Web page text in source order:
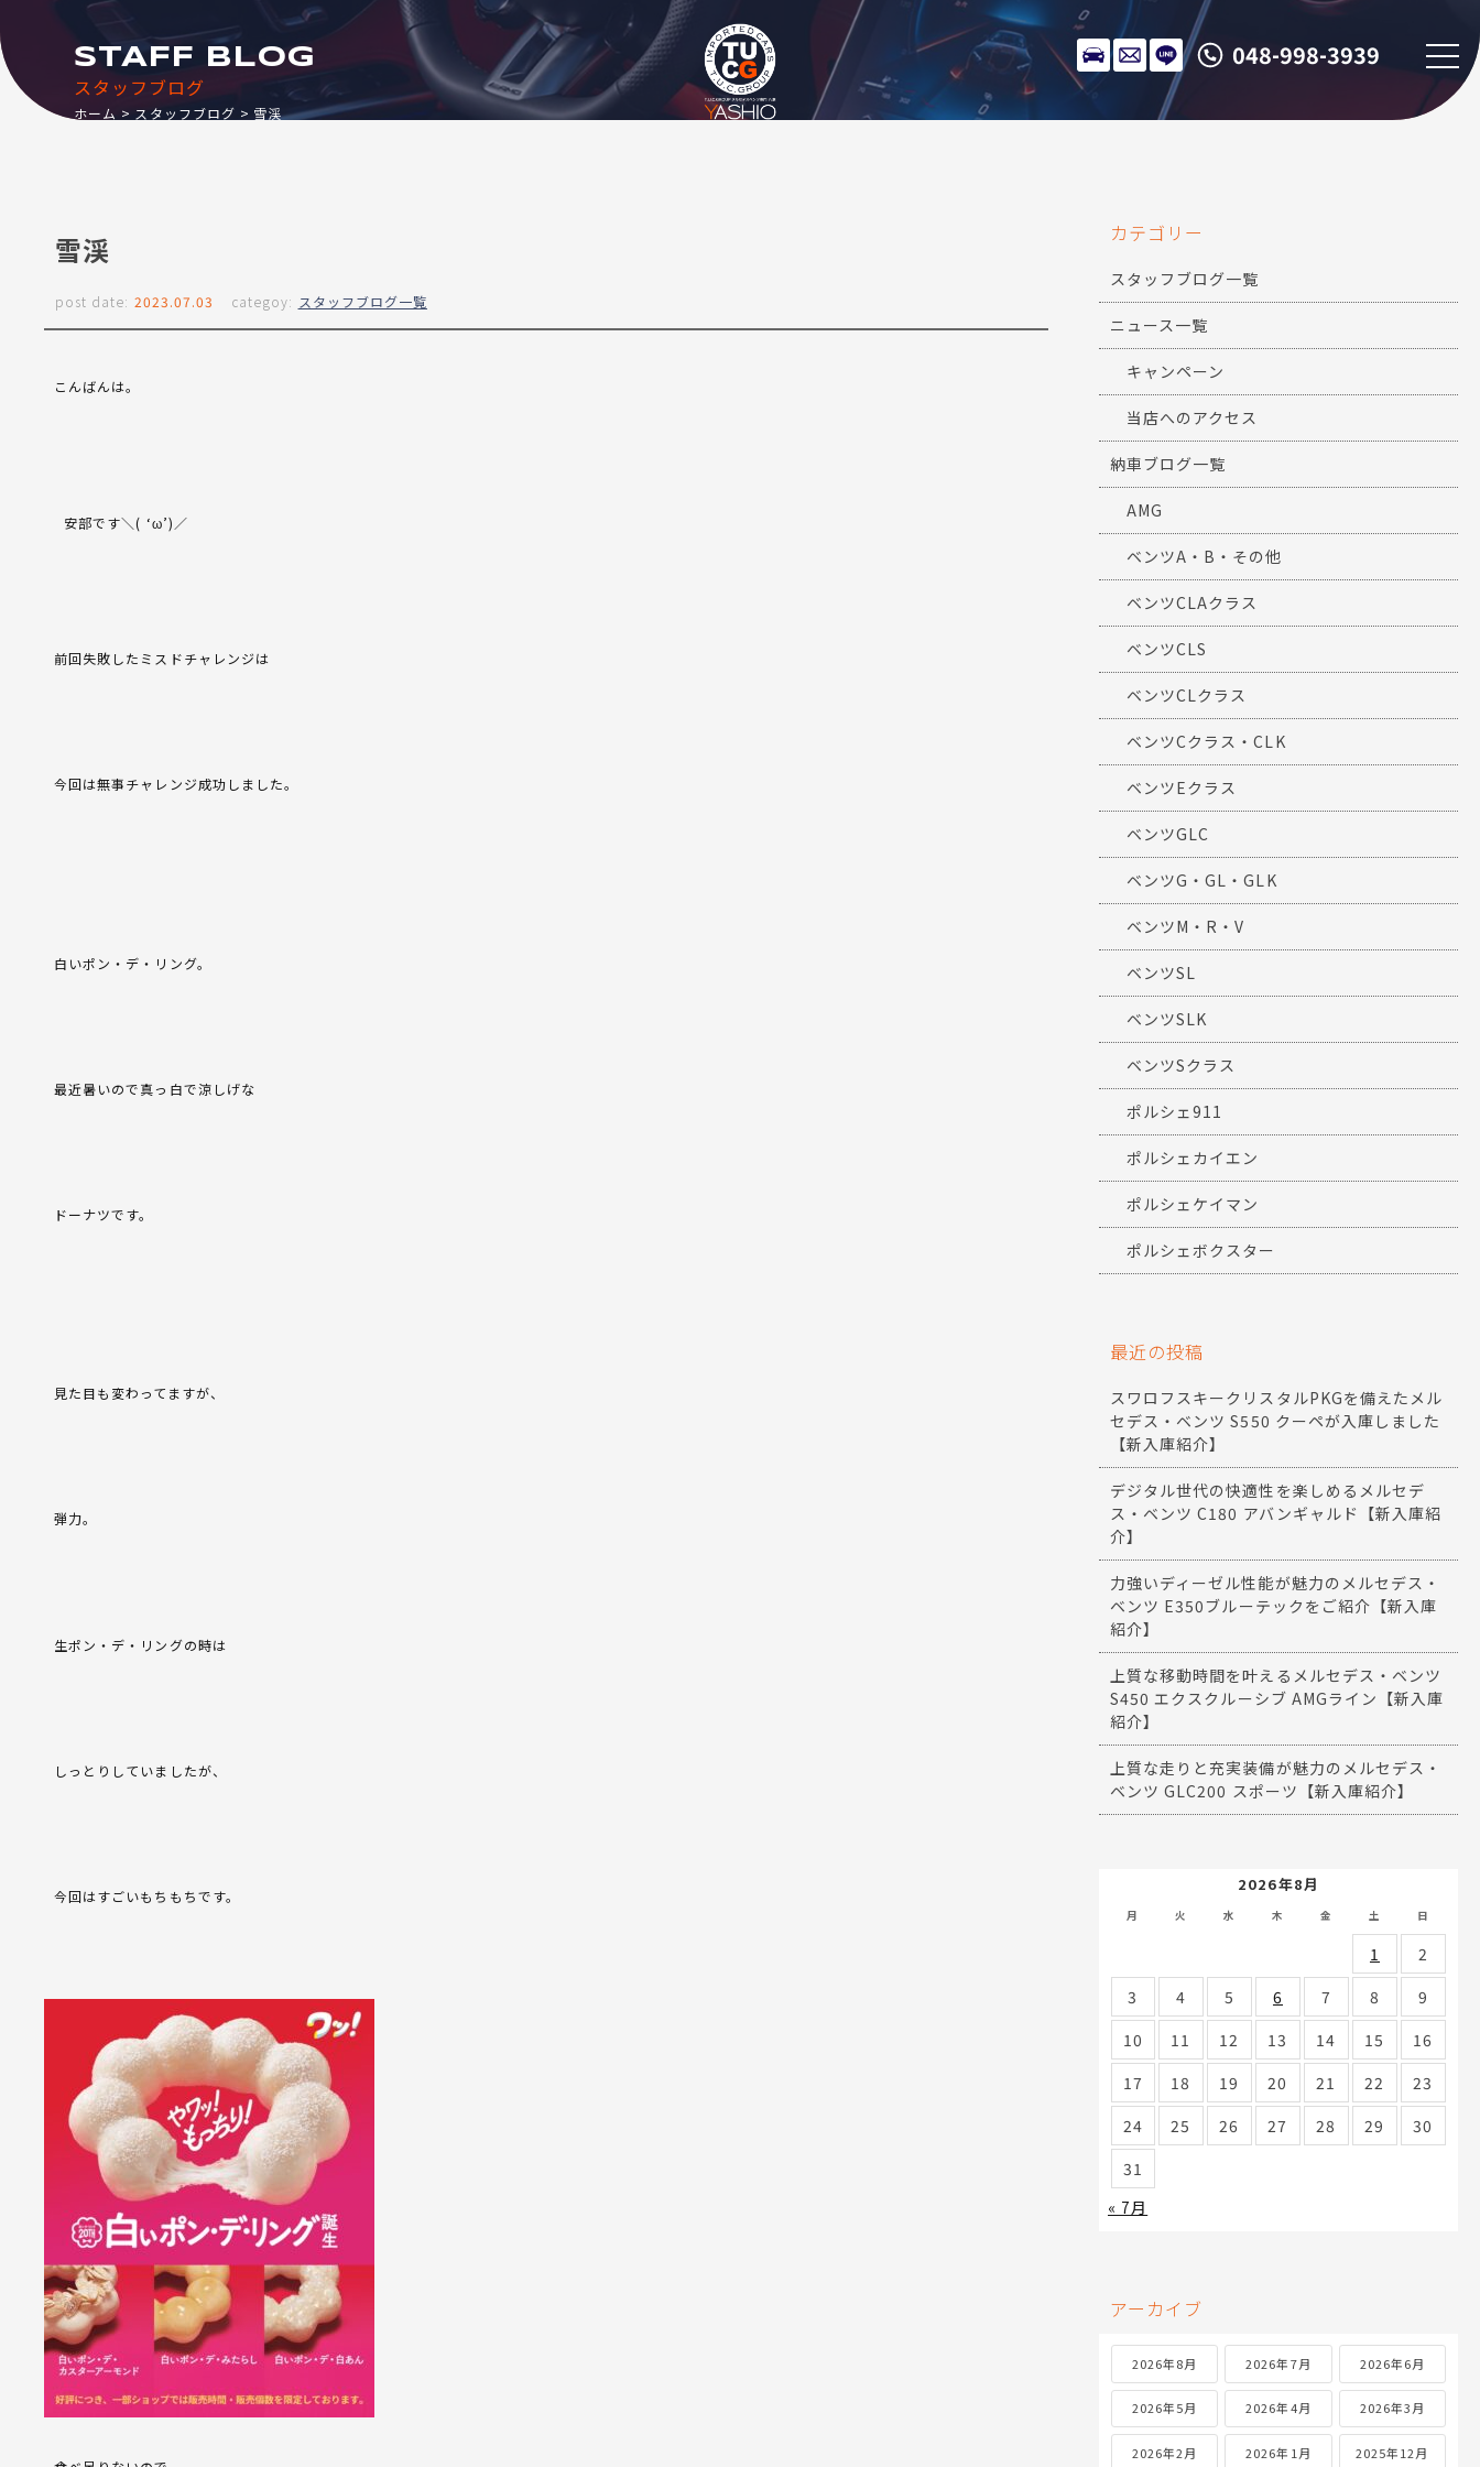
048-998-3939
スタッフブログ
STAFF BLOG
ホーム スタッフブログ 雪渓
雪渓
post date: 2023.07.03 categoy: スタッフブログ一覧
こんばんは。
安部です＼( ‘ω’) ／
前回失敗したミスドチャレンジは
今回は無事チャレンジ成功しました。
白いポン・デ・リング。
最近暑いので真っ白で涼しげな
ドーナツです。
見た目も変わってますが、
弾力。
生ポン・デ・リングの時は
しっとりしていましたが、
今回はすごいもちもちです。
カテゴリー
スタッフブログ一覧
ニュース一覧
キャンペーン
当店へのアクセス
納車ブログ一覧
AMG
ベンツA・B・その他
ベンツCLAクラス
ベンツCLS
ベンツCLクラス
ベンツCクラス・CLK
ベンツEクラス
ベンツGLC
ベンツG・GL・GLK
ベンツM・R・V
ベンツSL
ベンツSLK
ベンツSクラス
ポルシェ911
ポルシェカイエン
ポルシェケイマン
ポルシェボクスター
最近の投稿
スワロフスキークリスタルPKGを備えたメル
セデス・ベンツ S550 クーペが入庫しました
【新入庫紹介】
デジタル世代の快適性を楽しめるメルセデ
ス・ベンツ C180 アバンギャルド【新入庫紹
介】
力強いディーゼル性能が魅力のメルセデス・
ベンツ E350ブルーテックをご紹介【新入庫
紹介】
上質な移動時間を叶えるメルセデス・ベンツ
S450 エクスクルーシブ AMGライン【新入庫
紹介】
上質な走りと充実装備が魅力のメルセデス・
ベンツ GLC200 スポーツ【新入庫紹介】
2026年8月
月 火 水 木 金 土 日
1
2
3
4 5 6 7 8
9
10
11 12 13 14 15
16
17
18 19 20 21 22
23
24
25 26 27 28 29
30
31
« 7月
アーカイブ
2026年8月 2026年7月 2026年6月
2026年5月 2026年4月 2026年3月
2026年2月 2026年1月 2025年12月